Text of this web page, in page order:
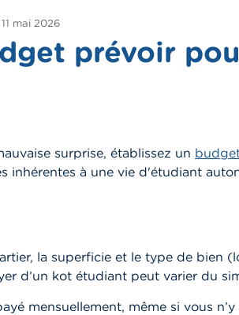
11 mai 2026
prévoir
surprise, établissez un
inhérentes à une vie d'étudiant
la superficie et le type de bien
d’un kot étudiant peut varier du
mensuellement, même si vous